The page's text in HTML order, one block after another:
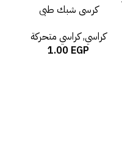
كرسى شبك طبى
كراسي,كراسي متحركة
1.00 EGP